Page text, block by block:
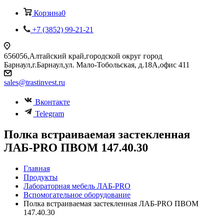
Корзина0
+7 (3852) 99-21-21
656056,Алтайский край,городской округ город
Барнаул,г.Барнаул,ул. Мало-Тобольская, д.18А,офис 411
sales@trastinvest.ru
Вконтакте
Telegram
Полка встраиваемая застекленная
ЛАБ-PRO ПВОМ 147.40.30
Главная
Продукты
Лабораторная мебель ЛАБ-PRO
Вспомогательное оборудование
Полка встраиваемая застекленная ЛАБ-PRO ПВОМ
147.40.30